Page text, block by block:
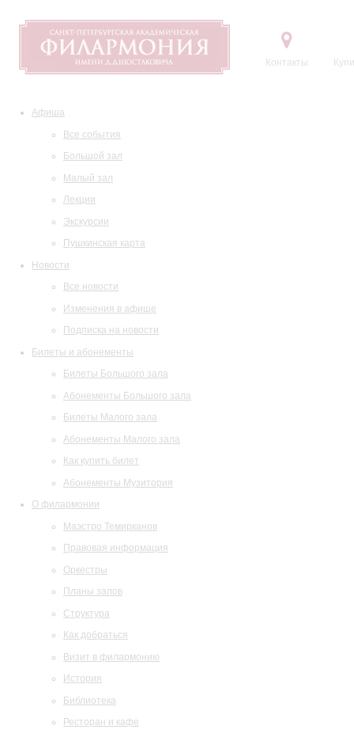
Контакты
Афиша
Все события
Большой зал
Малый зал
Лекции
Экскурсии
Пушкинская карта
Новости
Все новости
Изменения в афише
Подписка на новости
Билеты и абонементы
Билеты Большого зала
Абонементы Большого зала
Билеты Малого зала
Абонементы Малого зала
Как купить билет
Абонементы Музитория
О филармонии
Маэстро Темирканов
Правовая информация
Оркестры
Планы залов
Структура
Как добраться
Визит в филармонию
История
Библиотека
Ресторан и кафе